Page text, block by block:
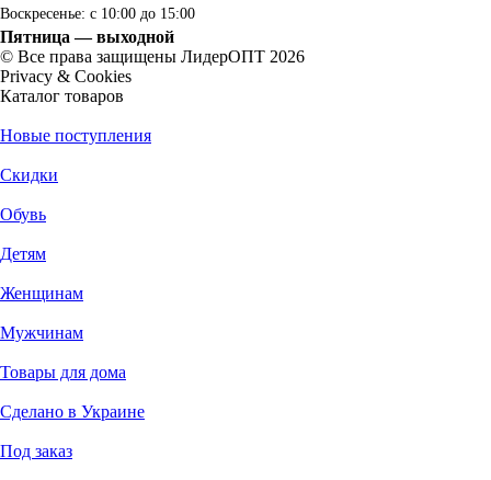
Воскресенье: с 10:00 до 15:00
Пятница — выходной
© Все права защищены ЛидерОПТ 2026
Privacy & Cookies
Каталог товаров
Новые поступления
Скидки
Обувь
Детям
Женщинам
Мужчинам
Товары для дома
Сделано в Украине
Под заказ